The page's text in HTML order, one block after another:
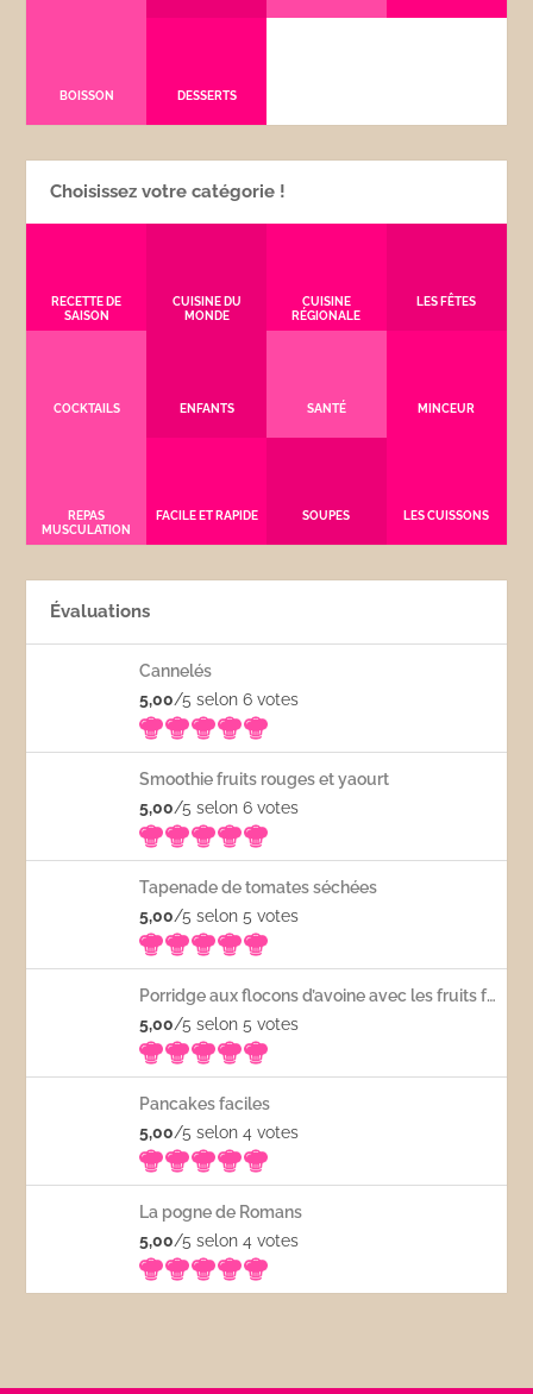
BOISSON DESSERTS
Choisissez votre catégorie !
RECETTE DE
SAISON
CUISINE DU
MONDE
CUISINE
RÉGIONALE
LES FÊTES
COCKTAILS ENFANTS SANTÉ MINCEUR
REPAS
MUSCULATION
FACILE ET RAPIDE SOUPES LES CUISSONS
Évaluations
Cannelés
5,00/5 selon 6votes
Smoothie fruits rouges et yaourt
5,00/5 selon 6votes
Tapenade de tomates séchées
5,00/5 selon 5votes
Porridge aux flocons d’avoine avec les fruits frais
5,00/5 selon 5votes
Pancakes faciles
5,00/5 selon 4votes
La pogne de Romans
5,00/5 selon 4votes